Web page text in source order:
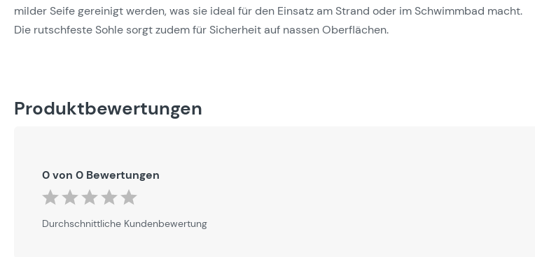
milder Seife gereinigt werden, was sie ideal für den Einsatz am Strand oder im Schwimmbad macht.
Die rutschfeste Sohle sorgt zudem für Sicherheit auf nassen Oberflächen.
Produktbewertungen
0 von 0 Bewertungen
Durchschnittliche Bewertung von 0 von 5 Sternen
Durchschnittliche Kundenbewertung